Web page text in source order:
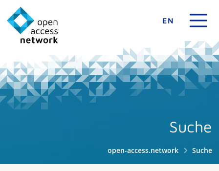
EN
Suche
open-access.network Suche